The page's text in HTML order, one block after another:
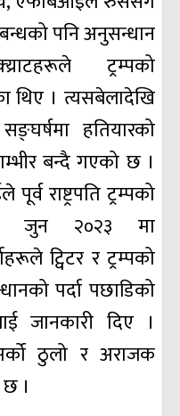
पनि अनुसन्धान
ट्रम्पको
थिए । त्यसबेलादेखि
हतियारको
बन्दै गएको छ ।
राष्ट्रपति ट्रम्पको
जुन २०२३ मा
ट्विटर र ट्रम्पको
पर्दा पछाडिको
जानकारी दिए ।
ठुलो र अराजक
।